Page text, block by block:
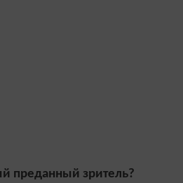
преданный зритель?